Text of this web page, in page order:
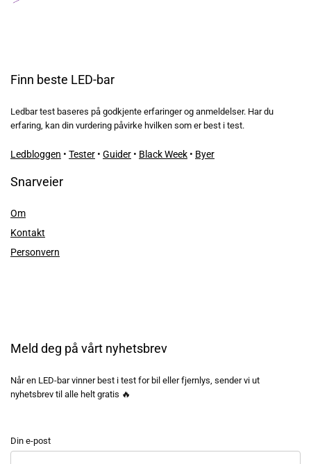
Finn beste LED-bar
Ledbar test baseres på godkjente erfaringer og anmeldelser. Har du
erfaring, kan din vurdering påvirke hvilken som er best i test.
Ledbloggen • Tester • Guider • Black Week • Byer
Snarveier
Om
Kontakt
Personvern
Meld deg på vårt nyhetsbrev
Når en LED-bar vinner best i test for bil eller fjernlys, sender vi ut
nyhetsbrev til alle helt gratis 🔥
Din e-post